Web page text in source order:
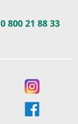
0 800 21 88 33